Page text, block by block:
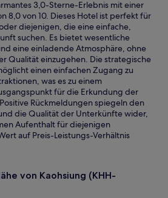
3,0-Sterne-Erlebnis mit einer
8,0 von 10. Dieses Hotel ist perfekt für
diejenigen, die eine einfache,
suchen. Es bietet wesentliche
eine einladende Atmosphäre, ohne
Qualität einzugehen. Die strategische
einen einfachen Zugang zu
was es zu einem
für die Erkundung der
Rückmeldungen spiegeln den
die Qualität der Unterkünfte wider,
Aufenthalt für diejenigen
auf Preis-Leistungs-Verhältnis
von Kaohsiung (KHH-